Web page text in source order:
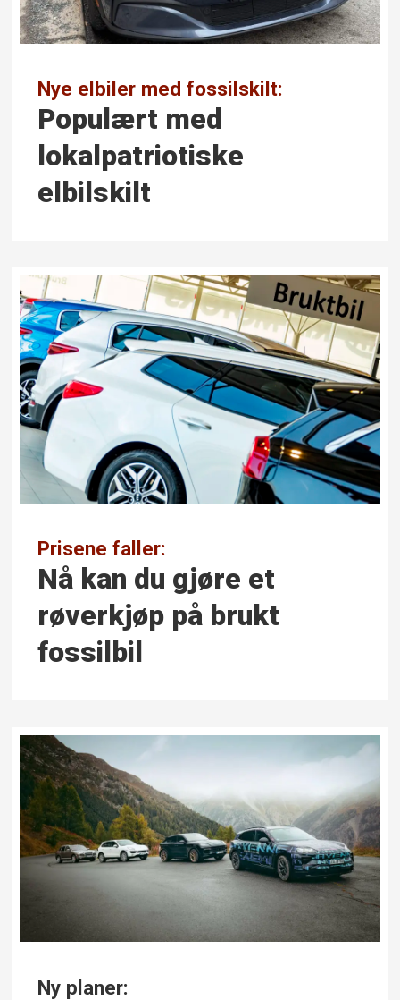
Nye elbiler med fossilskilt:
Populært med
lokalpatriotiske
elbilskilt
Prisene faller:
Nå kan du gjøre et
røver­kjøp på brukt
fossilbil
Ny planer: